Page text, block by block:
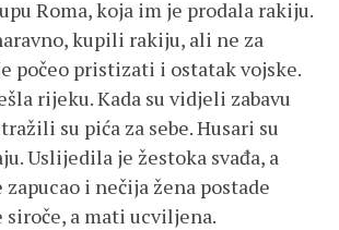
Roma, koja im je prodala rakiju.
kupili rakiju, ali ne za
počeo pristizati i ostatak vojske.
rijeku. Kada su vidjeli zabavu
su pića za sebe. Husari su
Uslijedila je žestoka svađa, a
i nečija žena postade
a mati ucviljena.